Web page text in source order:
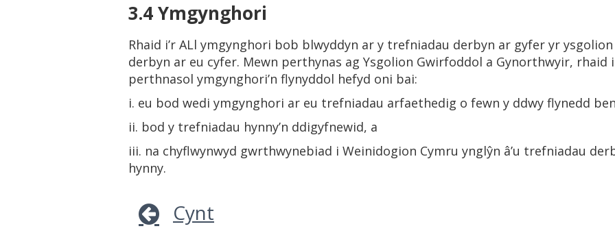
3.4Ymgynghori
Rhaid i’r ALl ymgynghori bob blwyddyn ar y trefniadau derbyn ar gyfer yr ysgolion
derbyn ar eu cyfer. Mewn perthynas ag Ysgolion Gwirfoddol a Gynorthwyir,
perthnasol ymgynghori’n flynyddol hefyd oni bai:
i. eu bod wedi ymgynghori ar eu trefniadau arfaethedig o fewn y ddwy flynedd
ii. bod y trefniadau hynny’n ddigyfnewid, a
iii. na chyflwynwyd gwrthwynebiad i Weinidogion Cymru ynglŷn â’u trefniadau
hynny.
Cynt